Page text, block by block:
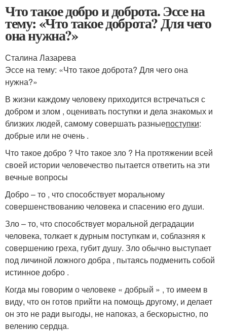
Что такое добро и доброта. Эссе на
тему: «Что такое доброта? Для чего
она нужна?»
Сталина Лазарева
Эссе на тему: «Что такое доброта? Для чего она
нужна?»
В жизни каждому человеку приходится встречаться с
добром и злом , оценивать поступки и дела знакомых и
близких людей, самому совершать разныепоступки:
добрые или не очень .
Что такое добро ? Что такое зло ? На протяжении всей
своей истории человечество пытается ответить на эти
вечные вопросы
Добро – то , что способствует моральному
совершенствованию человека и спасению его души.
Зло – то, что способствует моральной деградации
человека, толкает к дурным поступкам и, соблазняя к
совершению греха, губит душу. Зло обычно выступает
под личиной ложного добра , пытаясь подменить собой
истинное добро .
Когда мы говорим о человеке « добрый » , то имеем в
виду, что он готов прийти на помощь другому, и делает
он это не ради выгоды, не напоказ, а бескорыстно, по
велению сердца.